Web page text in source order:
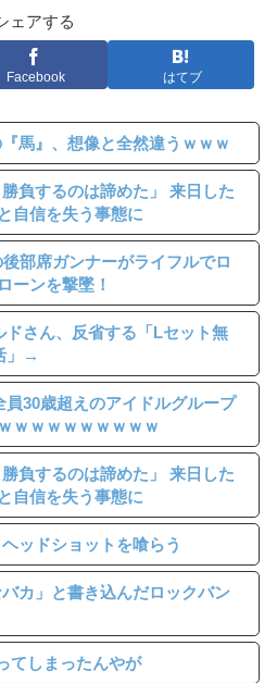
ェアする
Facebook はてブ
『馬』、想像と全然違うｗｗｗ
負するのは諦めた」 来日した
自信を失う事態に
部席ガンナーがライフルでロ
ーンを撃墜！
ドさん、反省する「Lセット無
」→
員30歳超えのアイドルグループ
ｗｗｗｗｗｗｗｗｗ
負するのは諦めた」 来日した
自信を失う事態に
ッドショットを喰らう
カ」と書き込んだロックバン
てしまったんやが